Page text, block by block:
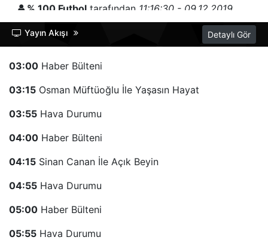
% 100 Futbol tarafından 11:16:30 - 09.12.2019
tarihinde gönderilmiştir.
NTV kanalında severek izlediğim içeriklerin
başında %100 Futbol başı çekmekte. Rıdvan
sayesinde bu programı severek izliyorum.
Yayın Akışı Detaylı Gör
03:00 Haber Bülteni
03:15 Osman Müftüoğlu İle Yaşasın Hayat
03:55 Hava Durumu
04:00 Haber Bülteni
04:15 Sinan Canan İle Açık Beyin
04:55 Hava Durumu
05:00 Haber Bülteni
05:55 Hava Durumu